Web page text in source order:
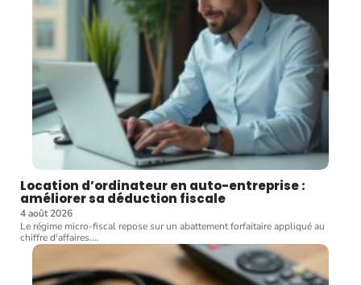
Location d’ordinateur en auto-entreprise :
améliorer sa déduction fiscale
4 août 2026
Le régime micro-fiscal repose sur un abattement forfaitaire appliqué au
chiffre d'affaires.…